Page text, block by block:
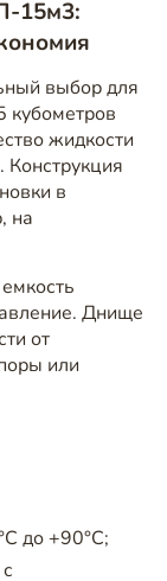
15м3:
выбор для
кубометров
жидкости
Конструкция
в
на
Днище
от
или
до +90°C;